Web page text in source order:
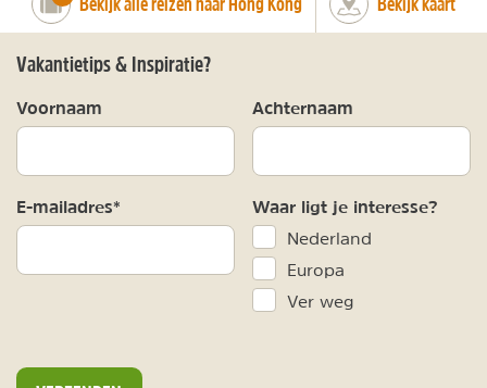
Vakantietips & Inspiratie?
Voornaam Achternaam
E-mailadres* Waar ligt je interesse?
Nederland
Europa
Ver weg